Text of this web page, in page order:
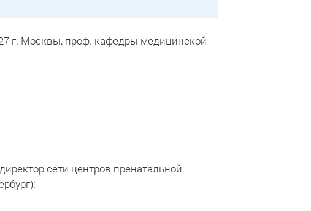
г. Москвы, проф. кафедры медицинской
сети центров пренатальной